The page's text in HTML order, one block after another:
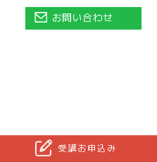
お問い合わせ
受講お申込み